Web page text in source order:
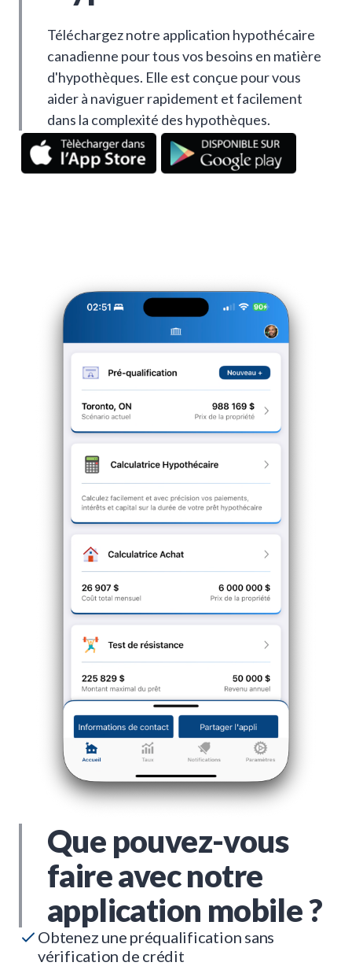
Téléchargez notre application hypothécaire
canadienne pour tous vos besoins en matière
d'hypothèques. Elle est conçue pour vous
aider à naviguer rapidement et facilement
dans la complexité des hypothèques.
Que pouvez-vous
faire avec notre
application mobile ?
Obtenez une préqualification sans
vérification de crédit